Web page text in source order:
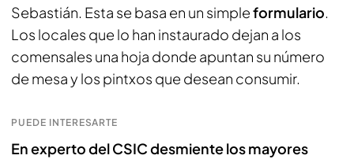
Sebastián. Esta se basa en un simpleformulario.
Los locales que lo han instaurado dejan a los
comensales una hoja donde apuntan su número
de mesa y los pintxos que desean consumir.
PUEDE INTERESARTE
En experto del CSIC desmiente los mayores